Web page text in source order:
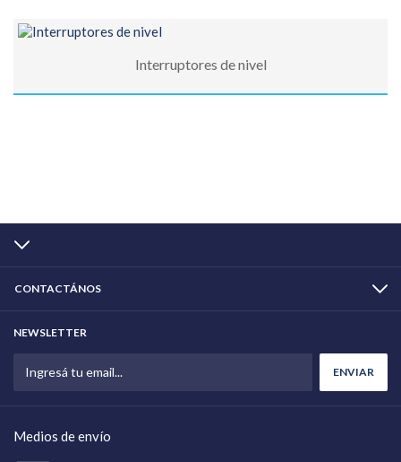
Interruptores de nivel
CONTACTÁNOS
NEWSLETTER
Medios de envío